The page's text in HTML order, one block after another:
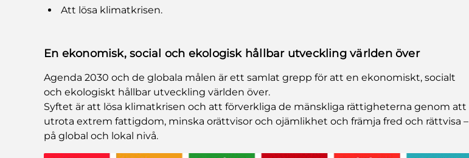
Att lösa klimatkrisen.
En ekonomisk, social och ekologisk hållbar utveckling världen över
Agenda 2030 och de globala målen är ett samlat grepp för att en ekonomiskt, socialt
och ekologiskt hållbar utveckling världen över.
Syftet är att lösa klimatkrisen och att förverkliga de mänskliga rättigheterna genom att
utrota extrem fattigdom, minska orättvisor och ojämlikhet och främja fred och rättvisa –
på global och lokal nivå.